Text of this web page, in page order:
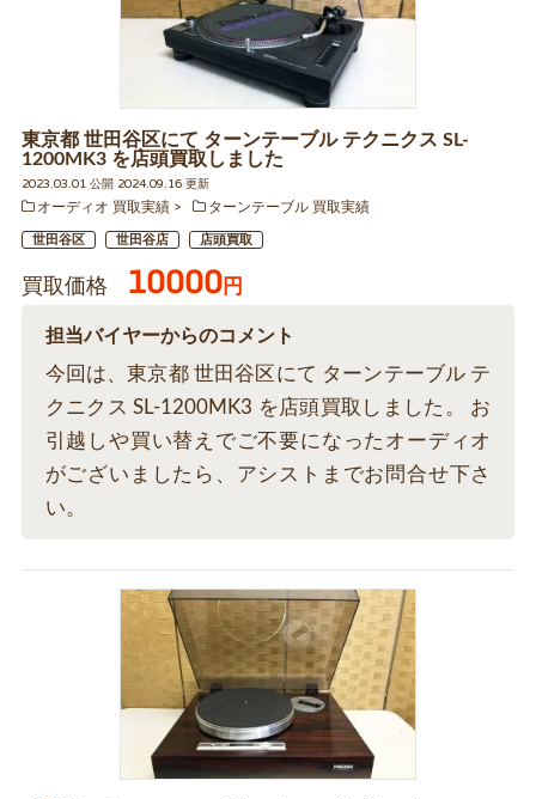
東京都 世田谷区にて ターンテーブル テクニクス SL-
1200MK3 を店頭買取しました
2023.03.01 公開 2024.09.16 更新
オーディオ 買取実績
ターンテーブル 買取実績
世田谷区 世田谷店 店頭買取
買取価格 10000円
担当バイヤーからのコメント
今回は、東京都 世田谷区にて ターンテーブル テ
クニクス SL-1200MK3 を店頭買取しました。 お
引越しや買い替えでご不要になったオーディオ
がございましたら、アシストまでお問合せ下さ
い。